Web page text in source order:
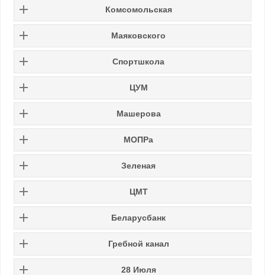
Комсомольская
Маяковского
Спортшкола
ЦУМ
Машерова
МОПРа
Зеленая
ЦМТ
Беларусбанк
Гребной канал
28 Июля